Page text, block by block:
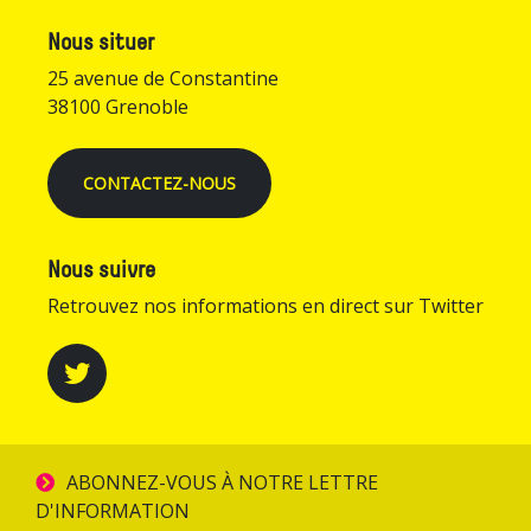
Nous situer
25 avenue de Constantine
38100 Grenoble
CONTACTEZ-NOUS
Nous suivre
Retrouvez nos informations en direct sur Twitter
ABONNEZ-VOUS À NOTRE LETTRE
D'INFORMATION